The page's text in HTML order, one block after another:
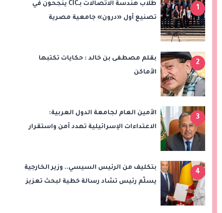
1
طلاب هندسة الاتصالات بـCIC ينجحون في
تصنيع أول «درون» جامعية مصرية
2
بقلم مصطفى بن خالد : حكايات تكتبها
الأماكن
3
الأمين العام لجامعة الدول العربية:
الاعتداءات الإسرائيلية تهدد أمن واستقرار
4
بتكليف من الرئيس السيسي.. وزير الخارجية
يسلّم رئيس تشاد رسالة خطية لبحث تعزيز